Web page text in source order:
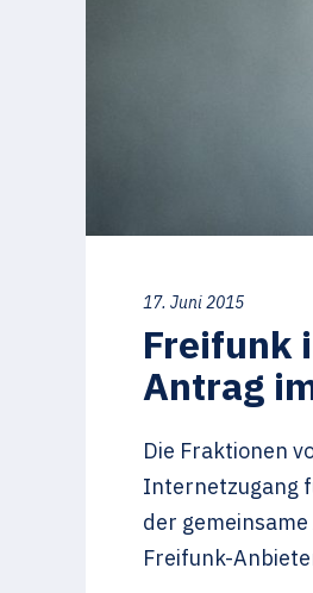
17. Juni 2015
Freifunk
Antrag
Die Fraktionen
Internetzugang
der
Freifunk-